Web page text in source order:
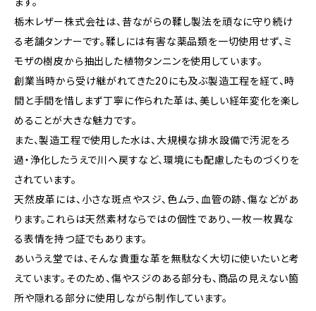
栃木レザー株式会社は、昔ながらの鞣し製法を頑なに守り続け
る老舗タンナーです。鞣しには有害な薬品類を一切使用せず、ミ
モザの樹皮から抽出した植物タンニンを使用しています。
創業当時から受け継がれてきた20にも及ぶ製造工程を経て、時
間と手間を惜しまず丁寧に作られた革は、美しい経年変化を楽し
めることが大きな魅力です。
また、製造工程で使用した水は、大規模な排水設備で汚泥をろ
過・浄化したうえで川へ戻すなど、環境にも配慮したものづくりを
されています。
天然皮革には、小さな斑点やスジ、色ムラ、血管の跡、傷などがあ
ります。これらは天然素材ならではの個性であり、一枚一枚異な
る表情を持つ証でもあります。
あいうえ堂では、そんな貴重な革を無駄なく大切に使いたいと考
えています。そのため、傷やスジのある部分も、商品の見えない箇
所や隠れる部分に使用しながら制作しています。